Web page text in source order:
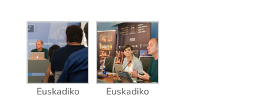
Euskadiko
Euskadiko